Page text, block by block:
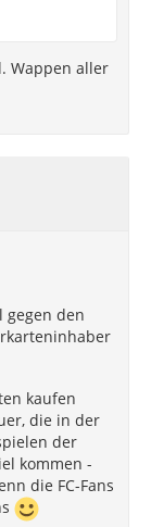
Wappen aller
gegen den
kaufen
die in der
der
kommen -
die FC-Fans